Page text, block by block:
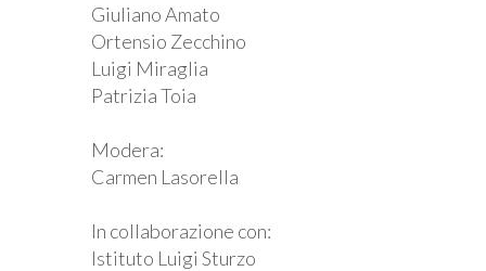
Giuliano Amato
Ortensio Zecchino
Luigi Miraglia
Patrizia Toia
Modera:
Carmen Lasorella
In collaborazione con:
Istituto Luigi Sturzo